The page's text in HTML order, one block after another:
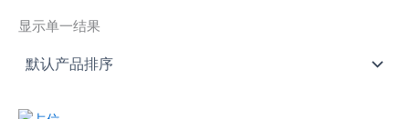
显示单一结果